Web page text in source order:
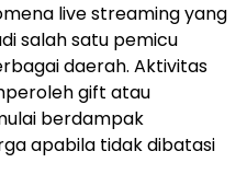
live streaming yang
salah satu pemicu
daerah. Aktivitas
gift atau
berdampak
apabila tidak dibatasi